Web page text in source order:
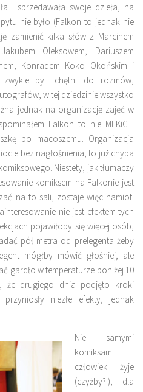
i sprzedawała swoje dzieła, na
nie było (Falkon to jednak nie
zamienić kilka słów z Marcinem
Oleksowem, Dariuszem
Konradem Koko Okońskim i
zwykle byli chętni do rozmów,
w tej dziedzinie wszystko
jednak na organizację zajęć w
Falkon to nie MFKiG i
po macoszemu. Organizacja
bez nagłośnienia, to już chyba
Niestety, jak tłumaczy
komiksem na Falkonie jest
na to sali, zostaje więc namiot.
nie jest efektem tych
pojawiłoby się więcej osób,
pół metra od prelegenta żeby
mógłby mówić głośniej, ale
gardło w temperaturze poniżej 10
że drugiego dnia podjęto kroki
niezłe efekty, jednak
Nie samymi
komiksami
człowiek żyje
(czyżby?!), dla